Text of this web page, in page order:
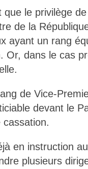
le privilège
de la
ayant un rang
Or, dans le cas
de Vice-
devant le
en instruction
plusieurs